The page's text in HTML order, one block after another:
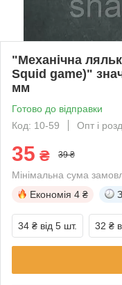
"Механічна
Squid game)"
мм
Готово до відправки
Код: 10-59
Опт і
35 ₴ 39 ₴
Мінімальна сума
Економія 4 ₴
34 ₴ від 5 шт. 32 ₴